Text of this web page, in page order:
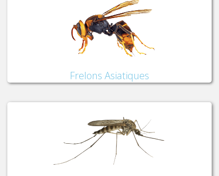
Frelons Asiatiques